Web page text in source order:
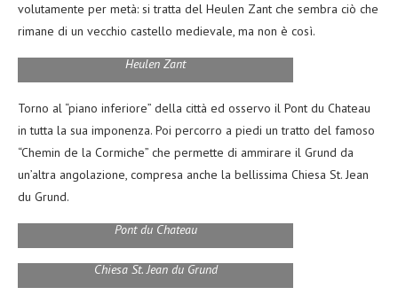
volutamente per metà: si tratta del Heulen Zant che sembra ciò che
rimane di un vecchio castello medievale, ma non è così.
Heulen Zant
Torno al “piano inferiore” della città ed osservo il Pont du Chateau
in tutta la sua imponenza. Poi percorro a piedi un tratto del famoso
“Chemin de la Cormiche” che permette di ammirare il Grund da
un’altra angolazione, compresa anche la bellissima Chiesa St. Jean
du Grund.
Pont du Chateau
Chiesa St. Jean du Grund